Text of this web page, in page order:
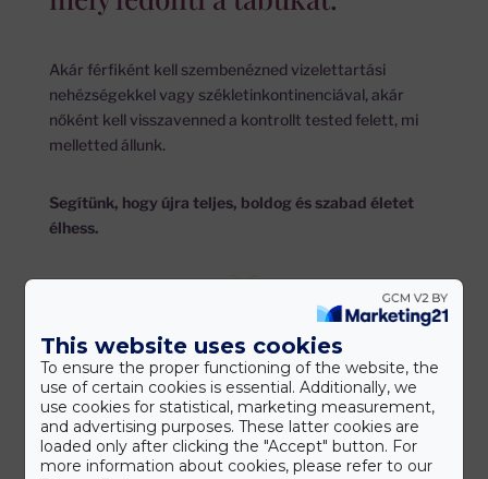
Akár férfiként kell szembenézned vizelettartási
nehézségekkel vagy székletinkontinenciával, akár
nőként kell visszavenned a kontrollt tested felett, mi
melletted állunk.
Segítünk, hogy újra teljes, boldog és szabad életet
élhess.
This website uses cookies
To ensure the proper functioning of the website, the
use of certain cookies is essential. Additionally, we
use cookies for statistical, marketing measurement,
and advertising purposes. These latter cookies are
loaded only after clicking the "Accept" button. For
more information about cookies, please refer to our